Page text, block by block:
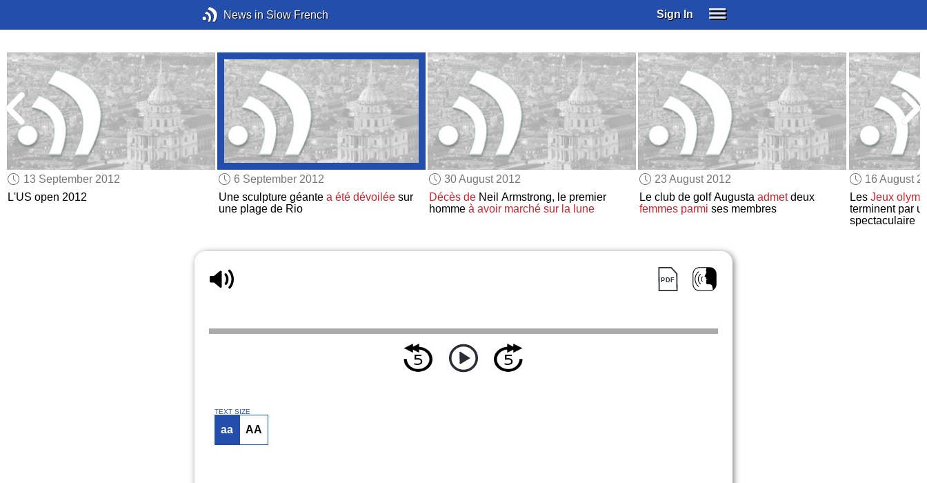
News in Slow French Sign In
SUBSCRIBE
EDUCATIONAL LICENSES
GIFT CARDS
OTHER LANGUAGES
ABOUT US
ALEXA
ADJUST COLORS
13 September 2012
L'US open 2012
6 September 2012
Une sculpture géante a été dévoiléesur
une plage de Rio
30 August 2012
Décès deNeil Armstrong, le premier
homme à avoir marché sur la lune
23 August 2012
Le club de golf Augusta admetdeux
femmes parmi ses membres
16 August
LesJeux
terminent par
spectaculaire
TEXT SIZE
aa AA